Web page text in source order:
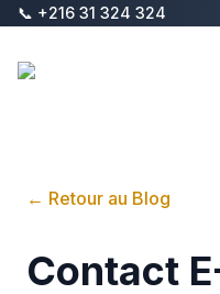
Aller au contenu principal
📞 +216 31 324 324
← Retour au Blog
Contact